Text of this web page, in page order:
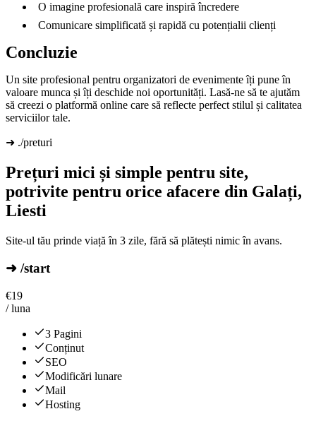
O imagine profesională care inspiră încredere
Comunicare simplificată și rapidă cu potențialii clienți
Concluzie
Un site profesional pentru organizatori de evenimente îți pune în
valoare munca și îți deschide noi oportunități. Lasă-ne să te ajutăm
să creezi o platformă online care să reflecte perfect stilul și calitatea
serviciilor tale.
➜ ./preturi
Prețuri mici și simple pentru site,
potrivite pentru orice afacere din Galați,
Liesti
Site-ul tău prinde viață în 3 zile, fără să plătești nimic în avans.
➜ /start
€19
/ luna
3 Pagini
Conținut
SEO
Modificări lunare
Mail
Hosting